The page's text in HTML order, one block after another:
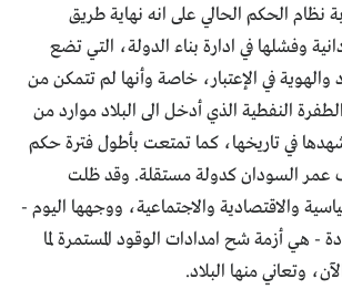
نظام الحكم الحالي على انه نهاية طريق
وفشلها في ادارة بناء الدولة، التي تضع
والهوية في الإعتبار، خاصة وأنها لم تتمكن من
النفطية الذي أدخل الى البلاد موارد من
في تاريخها، كما تمتعت بأطول فترة حكم
عمر السودان كدولة مستقلة. وقد ظلت
والاقتصادية والاجتماعية، ووجهها اليوم -
- هي أزمة شح امدادات الوقود المستمرة لما
وتعاني منها البلاد.